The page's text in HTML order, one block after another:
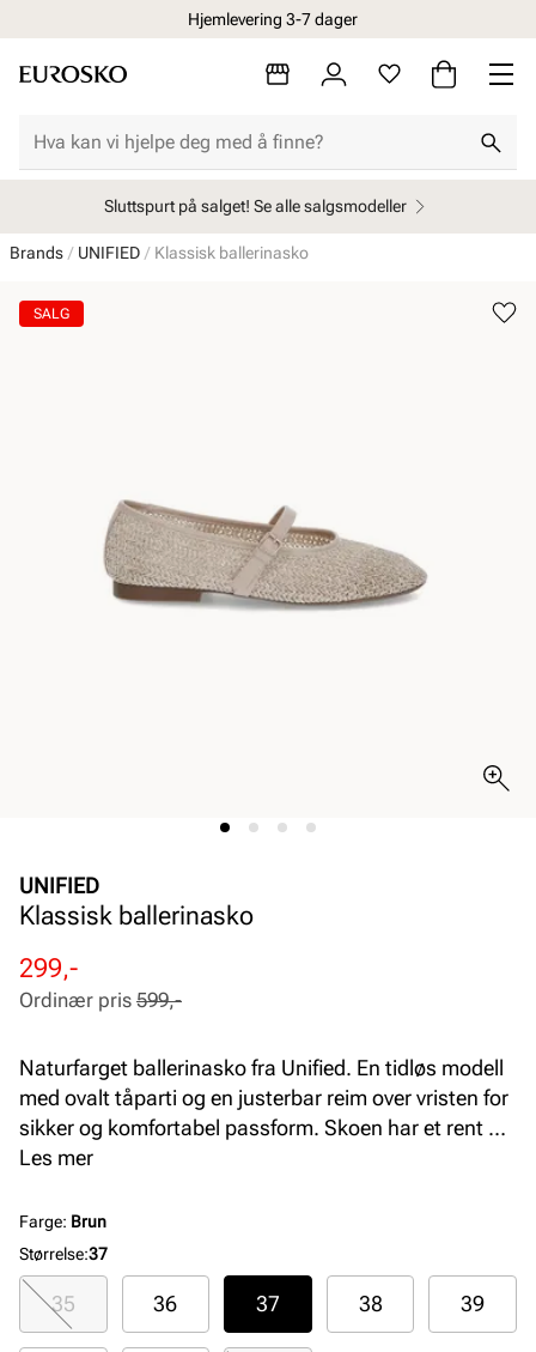
Hjemlevering 3-7 dager
Sluttspurt på salget! Se alle salgsmodeller
Brands UNIFIED Klassisk ballerinasko
SALG
UNIFIED
Klassisk ballerinasko
Rabattert
pris
299,-
Ordinær
pris
Ordinær pris 599,-
Naturfarget ballerinasko fra Unified. En tidløs modell
med ovalt tåparti og en justerbar reim over vristen for
sikker og komfortabel passform. Skoen har et rent og
klassisk uttrykk. Overdelen og fôret er laget i
Les mer
Farge: Brun
Størrelse:37
35 36 37 38 39